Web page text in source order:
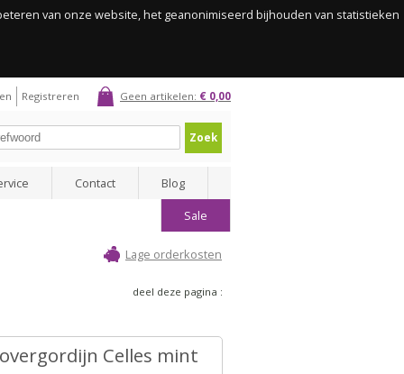
van onze website, het geanonimiseerd bijhouden van statistieken
Geen artikelen: € 0,00
Registreren
Zoek
Contact
Blog
Sale
Lage orderkosten
deel deze pagina :
Celles mint